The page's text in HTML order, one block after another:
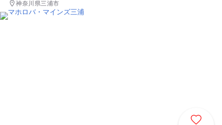
神奈川県三浦市